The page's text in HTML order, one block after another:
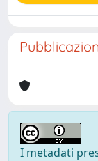
I metadati